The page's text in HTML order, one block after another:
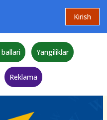
Kirish
Yangiliklar
Reklama